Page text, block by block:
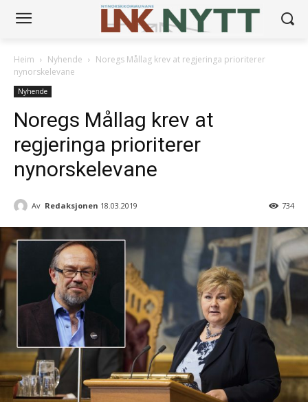
Heim Nyhende
Noregs Mållag krev at regjeringa prioriterer
nynorskelevane
Nyhende
Noregs Mållag krev at
regjeringa prioriterer
nynorskelevane
Av Redaksjonen 18.03.2019 734